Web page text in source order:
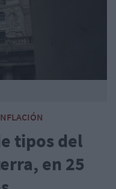
tipos del
en 25